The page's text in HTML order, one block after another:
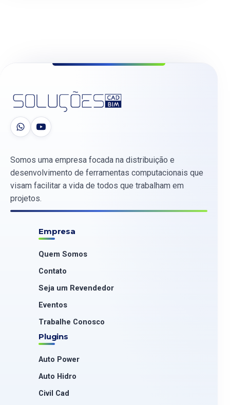
Somos uma empresa focada na distribuição e
desenvolvimento de ferramentas computacionais que
visam facilitar a vida de todos que trabalham em
projetos.
Empresa
Quem Somos
Contato
Seja um Revendedor
Eventos
Trabalhe Conosco
Plugins
Auto Power
Auto Hidro
Civil Cad